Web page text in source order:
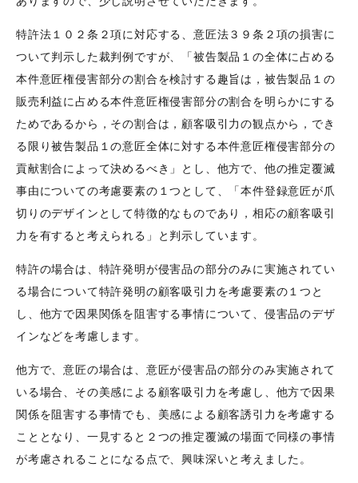
特許法１０２条２項に対応する、意匠法３９条２項の損害に
ついて判示した裁判例ですが、「被告製品１の全体に占める
本件意匠権侵害部分の割合を検討する趣旨は，被告製品１の
販売利益に占める本件意匠権侵害部分の割合を明らかにする
ためであるから，その割合は，顧客吸引力の観点から，でき
る限り被告製品１の意匠全体に対する本件意匠権侵害部分の
貢献割合によって決めるべき」とし、他方で、他の推定覆滅
事由についての考慮要素の１つとして、「本件登録意匠が爪
切りのデザインとして特徴的なものであり，相応の顧客吸引
力を有すると考えられる」と判示しています。
特許の場合は、特許発明が侵害品の部分のみに実施されてい
る場合について特許発明の顧客吸引力を考慮要素の１つと
し、他方で因果関係を阻害する事情について、侵害品のデザ
インなどを考慮します。
他方で、意匠の場合は、意匠が侵害品の部分のみ実施されて
いる場合、その美感による顧客吸引力を考慮し、他方で因果
関係を阻害する事情でも、美感による顧客誘引力を考慮する
こととなり、一見すると２つの推定覆滅の場面で同様の事情
が考慮されることになる点で、興味深いと考えました。